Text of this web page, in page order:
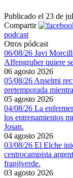
Publicado el 23 de
Compartir
podcast
Otros pódcast
06/08/26 Javi
Affengruber quiere
06 agosto 2026
05/08/26 Anselmi
pretemporada
05 agosto 2026
04/08/26 La
los entrenamientos
Josan.
04 agosto 2026
03/08/26 El Elche
centrocampista
franjiverde.
03 agosto 2026